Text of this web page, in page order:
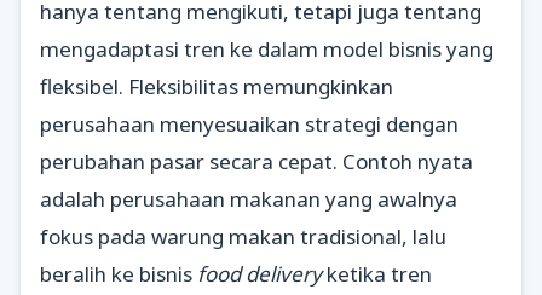
hanya tentang mengikuti, tetapi juga tentang
mengadaptasi tren ke dalam model bisnis yang
fleksibel. Fleksibilitas memungkinkan
perusahaan menyesuaikan strategi dengan
perubahan pasar secara cepat. Contoh nyata
adalah perusahaan makanan yang awalnya
fokus pada warung makan tradisional, lalu
beralih ke bisnis food deliveryketika tren